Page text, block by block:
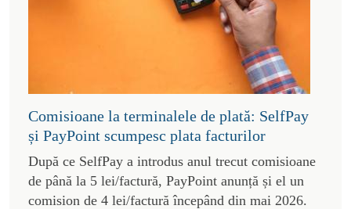
Comisioane la terminalele de plată: SelfPay
și PayPoint scumpesc plata facturilor
După ce SelfPay a introdus anul trecut comisioane
de până la 5 lei/factură, PayPoint anunță și el un
comision de 4 lei/factură începând din mai 2026.